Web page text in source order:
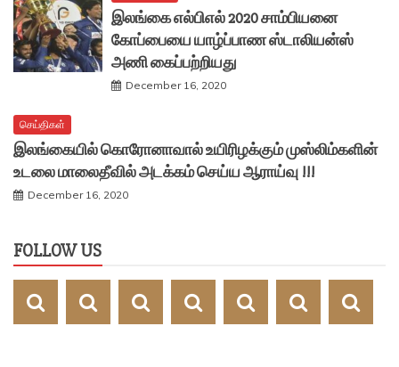
இலங்கை எல்பிஎல் 2020 சாம்பியனை
கோப்பையை யாழ்ப்பாண ஸ்டாலியன்ஸ்
அணி கைப்பற்றியது
December 16, 2020
செய்திகள்
இலங்கையில் கொரோனாவால் உயிரிழக்கும் முஸ்லிம்களின்
உடலை மாலைதீவில் அடக்கம் செய்ய ஆராய்வு !!!
December 16, 2020
FOLLOW US